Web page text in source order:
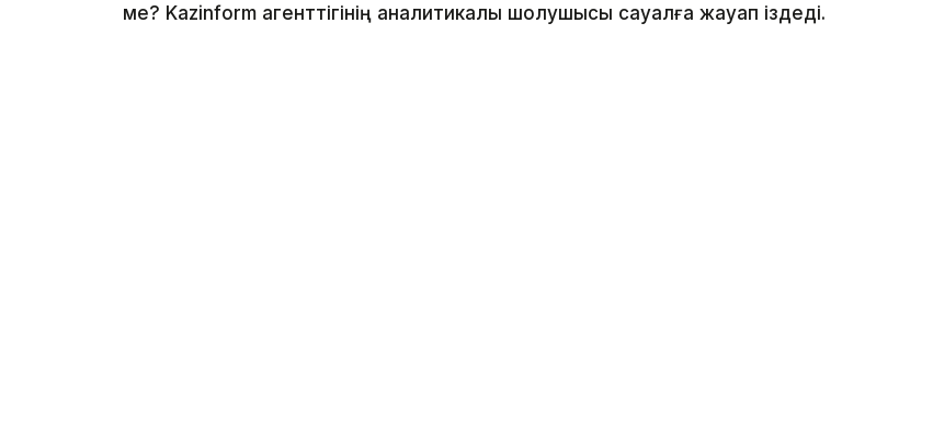
ме? Kazinform агенттігінің аналитикалық шолушысы сауалға жауап іздеді.